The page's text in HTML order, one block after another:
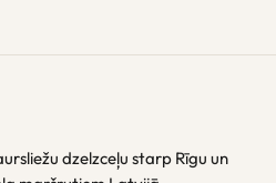
dzelzceļu starp Rīgu un